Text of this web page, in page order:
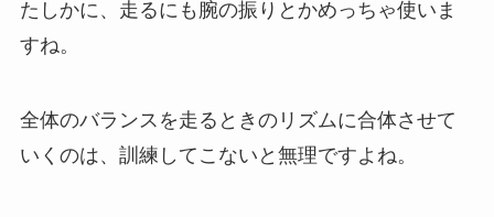
たしかに、走るにも腕の振りとかめっちゃ使いま
すね。
全体のバランスを走るときのリズムに合体させて
いくのは、訓練してこないと無理ですよね。